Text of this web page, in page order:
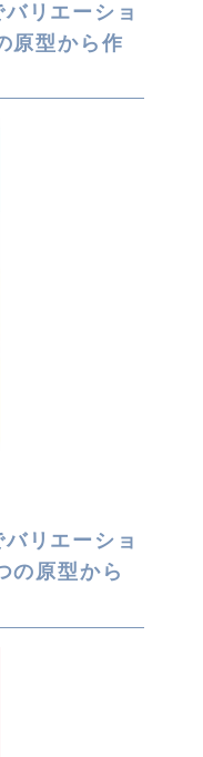
リエーショ
原型から作
リエーショ
の原型から